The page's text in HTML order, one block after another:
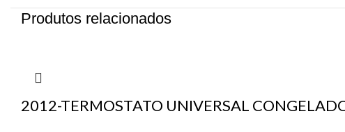
Produtos relacionados
2012-TERMOSTATO UNIVERSAL